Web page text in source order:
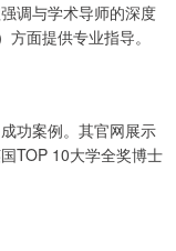
调与学术导师的深度
面提供专业指导。
功案例。其官网展示
TOP 10大学全奖博士